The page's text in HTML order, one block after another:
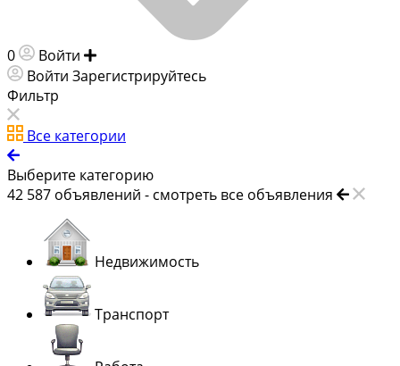
0 Войти
Войти Зарегистрируйтесь
Фильтр
Все категории
Выберите категорию
42 587 объявлений - смотреть все объявления
Недвижимость
Транспорт